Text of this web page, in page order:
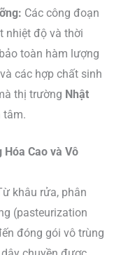
Các công đoạn
nhiệt độ và thời
toàn hàm lượng
các hợp chất sinh
thị trường Nhật
tâm.
Cao và Vô
khâu rửa, phân
(pasteurization
đóng gói vô trùng